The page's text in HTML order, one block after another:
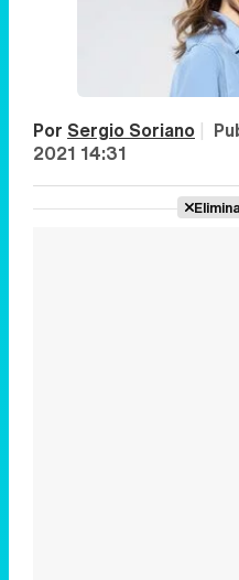
Por Sergio Soriano |
2021 14:31